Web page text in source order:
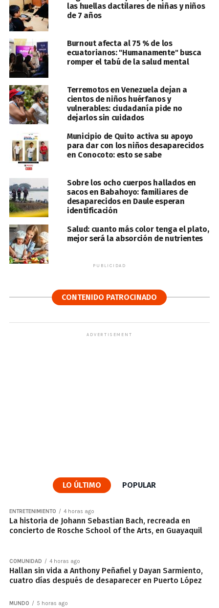
las huellas dactilares de niñas y niños
de 7 años
Burnout afecta al 75 % de los
ecuatorianos: "Humanamente" busca
romper el tabú de la salud mental
Terremotos en Venezuela dejan a
cientos de niños huérfanos y
vulnerables: ciudadanía pide no
dejarlos sin cuidados
Municipio de Quito activa su apoyo
para dar con los niños desaparecidos
en Conocoto: esto se sabe
Sobre los ocho cuerpos hallados en
sacos en Babahoyo: familiares de
desaparecidos en Daule esperan
identificación
Salud: cuanto más color tenga el plato,
mejor será la absorción de nutrientes
PUBLICIDAD
CONTENIDO PATROCINADO
ADVERTISEMENT
LO ÚLTIMO POPULAR
ENTRETENIMIENTO 4 horas ago
La historia de Johann Sebastian Bach, recreada en
concierto de Rosche School of the Arts, en Guayaquil
COMUNIDAD 4 horas ago
Hallan sin vida a Anthony Peñafiel y Dayan Sarmiento,
cuatro días después de desaparecer en Puerto López
MUNDO 5 horas ago